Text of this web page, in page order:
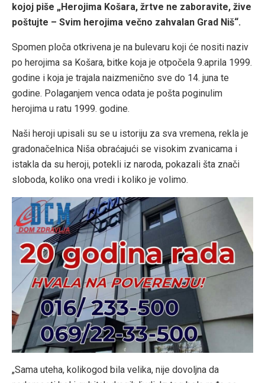
kojoj piše „Herojima Košara, žrtve ne zaboravite, žive
poštujte – Svim herojima večno zahvalan Grad Niš“.
Spomen ploča otkrivena je na bulevaru koji će nositi naziv
po herojima sa Košara, bitke koja je otpočela 9.aprila 1999.
godine i koja je trajala naizmenično sve do 14. juna te
godine. Polaganjem venca odata je pošta poginulim
herojima u ratu 1999. godine.
Naši heroji upisali su se u istoriju za sva vremena, rekla je
gradonačelnica Niša obraćajući se visokim zvanicama i
istakla da su heroji, potekli iz naroda, pokazali šta znači
sloboda, koliko ona vredi i koliko je volimo.
„Sama uteha, kolikogod bila velika, nije dovoljna da